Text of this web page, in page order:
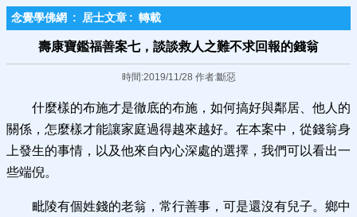
念覺學佛網 : 居士文章 : 轉載
壽康寶鑑福善案七，談談救人之難不求回報的錢翁
時間:2019/11/28 作者:斷惡
什麼樣的布施才是徹底的布施，如何搞好與鄰居、他人的
關係，怎麼樣才能讓家庭過得越來越好。在本案中，從錢翁身
上發生的事情，以及他來自內心深處的選擇，我們可以看出一
些端倪。
毗陵有個姓錢的老翁，常行善事，可是還沒有兒子。鄉中